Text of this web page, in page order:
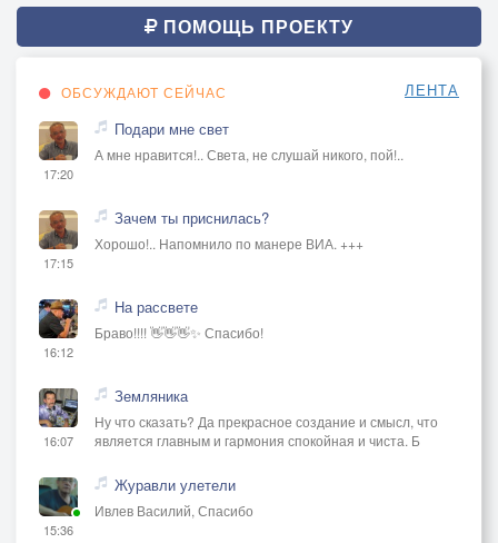
ПОМОЩЬ ПРОЕКТУ
ОБСУЖДАЮТ СЕЙЧАС ЛЕНТА
17:20
Подари мне свет
А мне нравится!.. Света, не слушай никого, пой!..
17:15
Зачем ты приснилась?
Хорошо!.. Напомнило по манере ВИА. +++
16:12
На рассвете
Браво!!!! 👋👋👋✨ Спасибо!
16:07
Земляника
Ну что сказать? Да прекрасное создание и смысл, что
является главным и гармония спокойная и чиста. Б
15:36
Журавли улетели
Ивлев Василий, Спасибо